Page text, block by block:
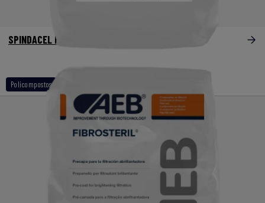
Policompostos
SPINDACEL HP XX